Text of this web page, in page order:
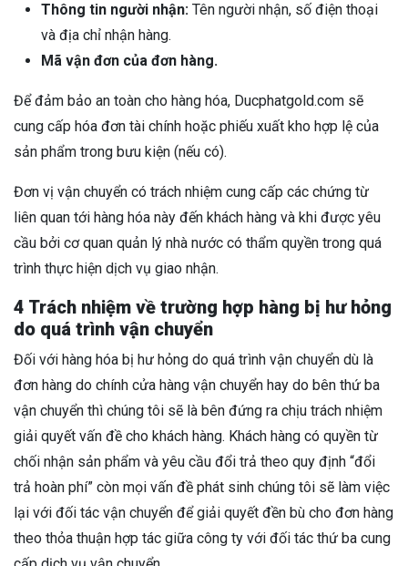
Thông tin người nhận: Tên người nhận, số điện thoại
và địa chỉ nhận hàng.
Mã vận đơn của đơn hàng.
Để đảm bảo an toàn cho hàng hóa, Ducphatgold.com sẽ
cung cấp hóa đơn tài chính hoặc phiếu xuất kho hợp lệ của
sản phẩm trong bưu kiện (nếu có).
Đơn vị vận chuyển có trách nhiệm cung cấp các chứng từ
liên quan tới hàng hóa này đến khách hàng và khi được yêu
cầu bởi cơ quan quản lý nhà nước có thẩm quyền trong quá
trình thực hiện dịch vụ giao nhận.
4 Trách nhiệm về trường hợp hàng bị hư hỏng
do quá trình vận chuyển
Đối với hàng hóa bị hư hỏng do quá trình vận chuyển dù là
đơn hàng do chính cửa hàng vận chuyển hay do bên thứ ba
vận chuyển thì chúng tôi sẽ là bên đứng ra chịu trách nhiệm
giải quyết vấn đề cho khách hàng. Khách hàng có quyền từ
chối nhận sản phẩm và yêu cầu đổi trả theo quy định “đổi
trả hoàn phí” còn mọi vấn đề phát sinh chúng tôi sẽ làm việc
lại với đối tác vận chuyển để giải quyết đền bù cho đơn hàng
theo thỏa thuận hợp tác giữa công ty với đối tác thứ ba cung